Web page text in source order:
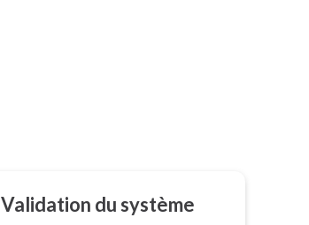
Validation du système